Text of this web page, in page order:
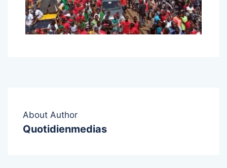
About Author
Quotidienmedias